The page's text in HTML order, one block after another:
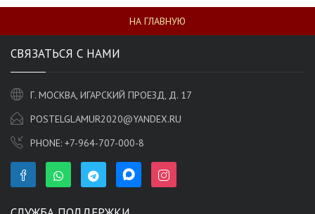
НА ГЛАВНУЮ
СВЯЗАТЬСЯ С НАМИ
Г. МОСКВА, ИГАРСКИЙ ПРОЕЗД, Д. 17
POSTELGLAMUR2020@YANDEX.RU
PHONE: +7-964-707-000-8